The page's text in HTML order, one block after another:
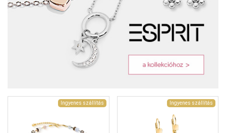
Ingyenes szállítás Ingyenes szállítás